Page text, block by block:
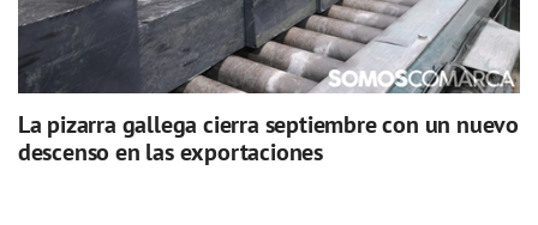
La pizarra gallega cierra septiembre con un nuevo
descenso en las exportaciones